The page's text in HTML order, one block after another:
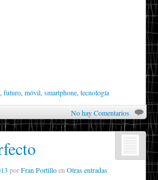
futuro móvil smartphone tecnología
No hay Comentarios
porFran Portilloen Otras entradas